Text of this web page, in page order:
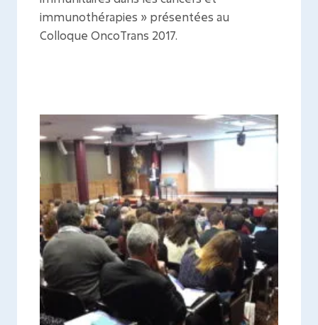
immunothérapies » présentées au
Colloque OncoTrans 2017.